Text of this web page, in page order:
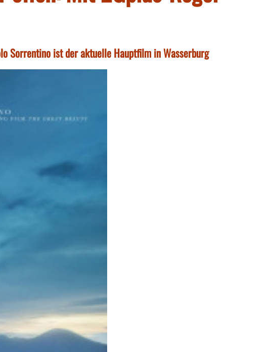
Sorrentino ist der aktuelle Hauptfilm in Wasserburg